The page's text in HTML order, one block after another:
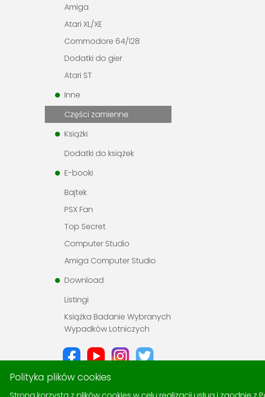
Amiga
Atari XL/XE
Commodore 64/128
Dodatki do gier
Atari ST
Inne
Części zamienne
Książki
Dodatki do książek
E-booki
Bajtek
PSX Fan
Top Secret
Computer Studio
Amiga Computer Studio
Download
Listingi
Książka Badanie Wybranych
Wypadków Lotniczych
Polityka plików cookies